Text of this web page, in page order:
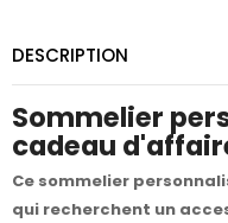
DESCRIPTION
Sommelier
cadeau
Ce sommelier
qui recherchent un